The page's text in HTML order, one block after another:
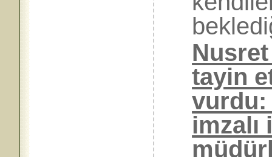
Nusret
tayin
vurdu:
imzalı